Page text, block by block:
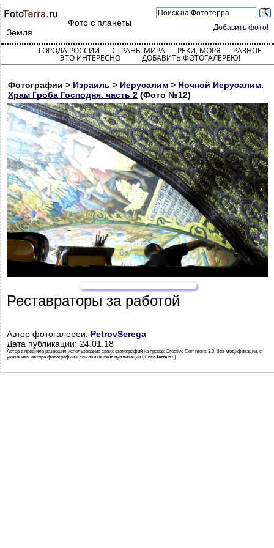
Добавить фото!
Фото с планеты
Земля
ГОРОДА РОССИИ СТРАНЫ МИРА РЕКИ, МОРЯ РАЗНОЕ
ЭТО ИНТЕРЕСНО ДОБАВИТЬ ФОТОГАЛЕРЕЮ!
Фотографии > Израиль > Иерусалим > Ночной Иерусалим.
Храм Гроба Господня. часть 2 (Фото №12)
Реставраторы за работой
Автор фотогалереи: PetrovSerega
Дата публикации: 24.01.18
Автор в профиле разрешил использование своих фотографий на правах Creative Commons 3.0, без модификации, с
указанием автора фотографии и ссылки на сайт публикации ( FotoTerra.ru )